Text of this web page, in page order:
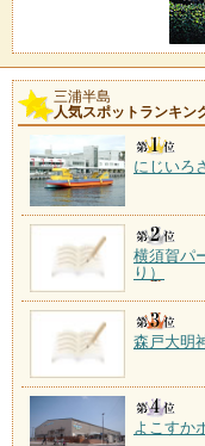
三浦半島
人気スポットランキン
にじいろ
横須賀パ
り）
森戸大明
よこすか